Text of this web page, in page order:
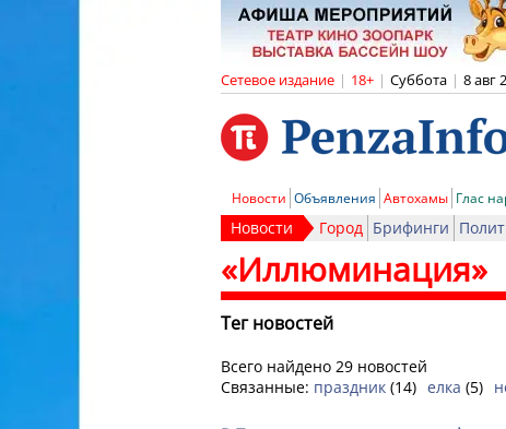
Сетевое издание | 18+ | Суббота | 8 авг
Новости Объявления Автохамы Глас
Новости Город Брифинги
«Иллюминация»
Тег новостей
Всего найдено 29 новостей
Связанные: праздник (14) елка (5)